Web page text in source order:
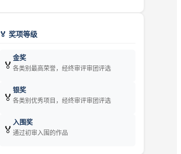
🏅 奖项等级
🏅
金奖
各类别最高荣誉，经终审评审团评选
🏅
银奖
各类别优秀项目，经终审评审团评选
🏅
入围奖
通过初审入围的作品